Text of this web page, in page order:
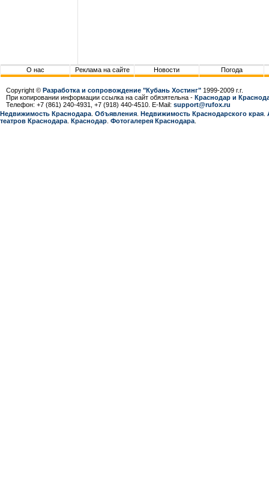
О нас Реклама на сайте Новости Погода
Copyright © Разработка и сопровождение "Кубань Хостинг" 1999-2009 г.г.
При копировании информации ссылка на сайт обязятельна - Краснодар и
Телефон: +7 (861) 240-4931, +7 (918) 440-4510. E-Mail: support@rufox.ru
Недвижимость Краснодара Объявления Недвижимость Краснодарcкого края
театров Краснодара Краснодар Фотогалерея Краснодара